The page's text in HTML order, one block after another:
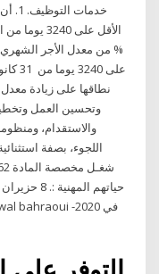
% من معدل الأجر الشهري
نطاقها على زيادة معدل
وتحسين العمل
اللجوء، بصفة